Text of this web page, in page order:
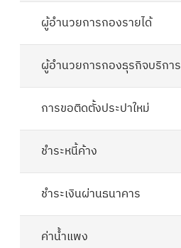
ผู้อำนวยการกองรายได้
ผู้อำนวยการกองธุรกิจบริการ
การขอติดตั้งประปาใหม่
ชำระหนี้ค้าง
ชำระเงินผ่านธนาคาร
ค่าน้ำแพง